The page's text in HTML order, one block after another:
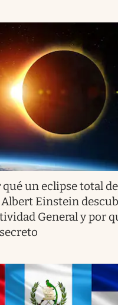
qué un eclipse total
Einstein
General y por